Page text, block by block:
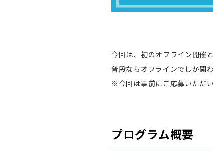
今回は、初のオフライン開催
普段ならオフラインでしか関
※今回は事前にご応募いただ
プログラム概要